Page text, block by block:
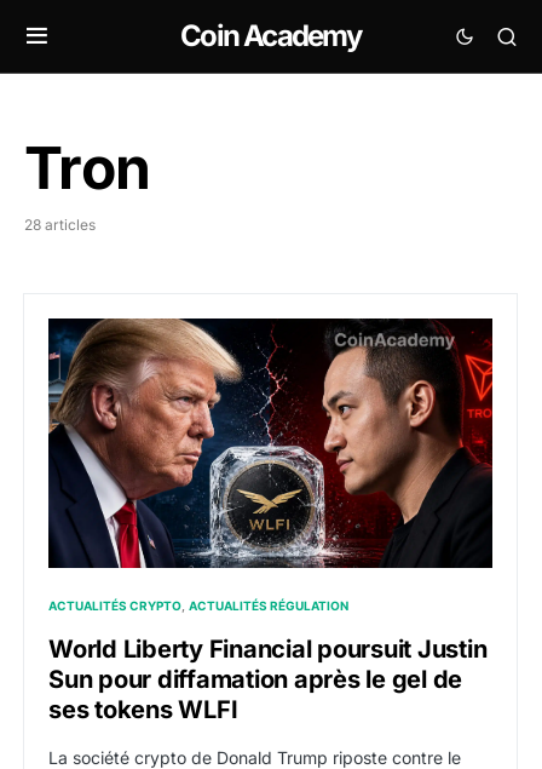
Coin Academy
Tron
28 articles
World Liberty Financial poursuit Justin Sun pour
ACTUALITÉS CRYPTO ACTUALITÉS RÉGULATION
World Liberty Financial poursuit Justin
Sun pour diffamation après le gel de
ses tokens WLFI
La société crypto de Donald Trump riposte contre le